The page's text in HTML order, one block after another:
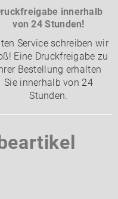
innerhalb
von 24 Stunden!
Service schreiben wir
Eine Druckfreigabe zu
Bestellung erhalten
Sie innerhalb von 24
Stunden.